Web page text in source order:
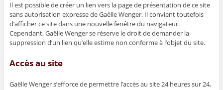
Il est possible de créer un lien vers la page de présentation de ce site
sans autorisation expresse de Gaëlle Wenger. Il convient toutefois
d’afficher ce site dans une nouvelle fenêtre du navigateur.
Cependant, Gaëlle Wenger se réserve le droit de demander la
suppression d’un lien qu’elle estime non conforme à l’objet du site.
Accès au site
Gaëlle Wenger s’efforce de permettre l’accès au site 24 heures sur 24,